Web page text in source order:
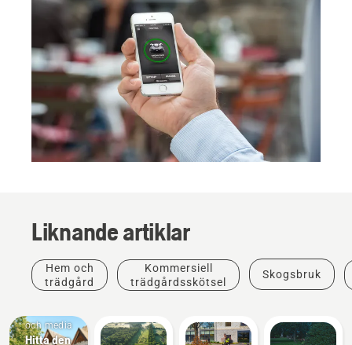
Liknande artiklar
Hem och
trädgård
Kommersiell
trädgårdsskötsel
Skogsbruk
och media
Hitta den